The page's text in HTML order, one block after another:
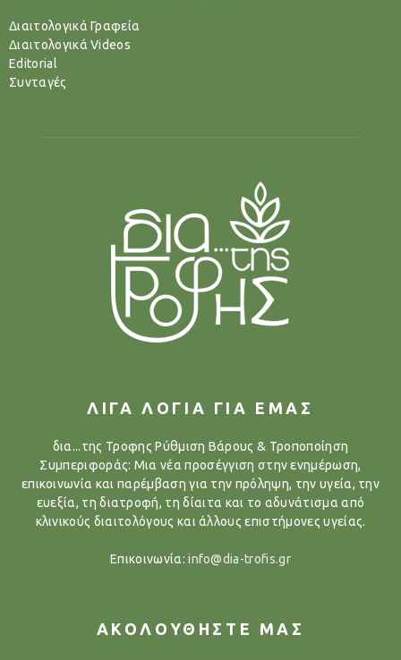
Διαιτολογικά Γραφεία
Διαιτολογικά Videos
Editorial
Συνταγές
ΛΙΓΑ ΛΟΓΙΑ ΓΙΑ ΕΜΑΣ
δια...της Τροφης Ρύθμιση Βάρους & Τροποποίηση
Συμπεριφοράς: Μια νέα προσέγγιση στην ενημέρωση,
επικοινωνία και παρέμβαση για την πρόληψη, την υγεία, την
ευεξία, τη διατροφή, τη δίαιτα και το αδυνάτισμα από
κλινικούς διαιτολόγους και άλλους επιστήμονες υγείας.
Επικοινωνία:info@dia-trofis.gr
ΑΚΟΛΟΥΘΗΣΤΕ ΜΑΣ